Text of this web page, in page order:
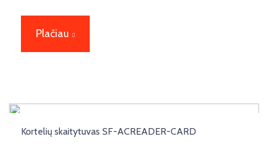
Plačiau
Kortelių skaitytuvas SF-ACREADER-CARD